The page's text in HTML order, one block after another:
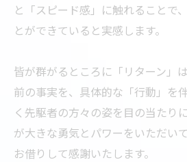
と「スピード感」に触れることで
とができていると実感します。
皆が群がるところに「リターン」
前の事実を、具体的な「行動」を
く先駆者の方々の姿を目の当たり
が大きな勇気とパワーをいただい
お借りして感謝いたします。